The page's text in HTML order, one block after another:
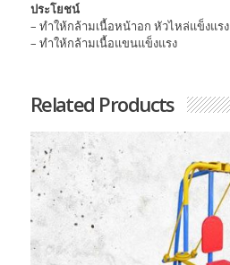
ประโยชน์
– ทำให้กล้ามเนื้อหน้าอก หัวไหล่แข็งแรง
– ทำให้กล้ามเนื้อแขนแข็งแรง
Related Products